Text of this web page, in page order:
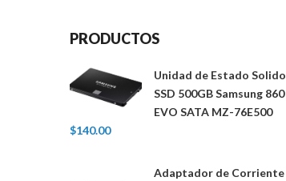
PRODUCTOS
Unidad de Estado Solido
SSD 500GB Samsung 860
EVO SATA MZ-76E500
$140.00
Adaptador de Corriente